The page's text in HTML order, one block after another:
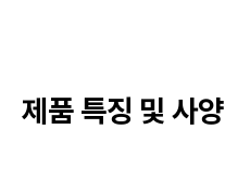
제품 특징 및 사양